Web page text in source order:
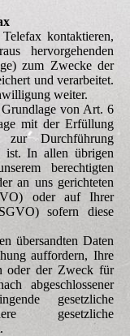
kontaktieren,
hervorgehenden
zum Zwecke der
und verarbeitet.
weiter.
von Art. 6
mit der Erfüllung
zur Durchführung
ist. In allen übrigen
berechtigten
an uns gerichteten
oder auf Ihrer
sofern diese
übersandten Daten
auffordern, Ihre
oder der Zweck für
abgeschlossener
gesetzliche
gesetzliche